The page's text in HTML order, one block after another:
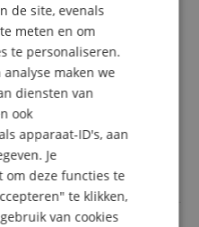
2x Set
licht- en audioapparatuur
met 0,8 W vermogen
aan de hoogte aan
DMX-besturing
voor snelle opbouw
voor hoogteverstelling
782,00 €
Gratis verzenden (NL)
BTW
ITALIAN
SPANISH
de site, evenals
meten en om
te personaliseren.
maken we
diensten van
ook
apparaat-ID's, aan
Je
om deze functies te
te klikken,
van cookies